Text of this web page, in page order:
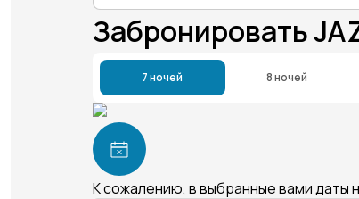
Забронировать
7 ночей 8 ночей
К сожалению, в выбранные вами даты